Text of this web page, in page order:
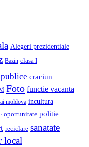
Alegeri prezidentiale
Bazin clasa I
craciun
Foto functie vacanta
moldova incultura
oportunitate politie
reciclare sanatate
local